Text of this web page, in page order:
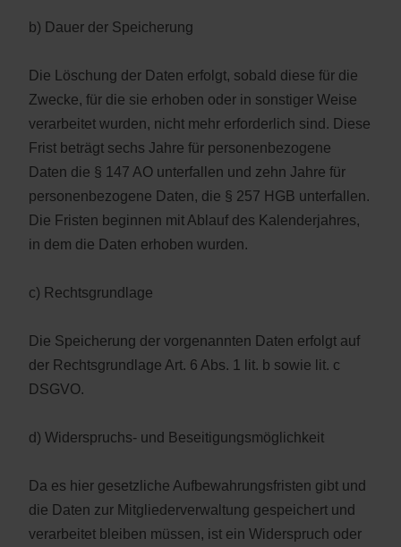
b) Dauer der Speicherung
Die Löschung der Daten erfolgt, sobald diese für die
Zwecke, für die sie erhoben oder in sonstiger Weise
verarbeitet wurden, nicht mehr erforderlich sind. Diese
Frist beträgt sechs Jahre für personenbezogene
Daten die § 147 AO unterfallen und zehn Jahre für
personenbezogene Daten, die § 257 HGB unterfallen.
Die Fristen beginnen mit Ablauf des Kalenderjahres,
in dem die Daten erhoben wurden.
c) Rechtsgrundlage
Die Speicherung der vorgenannten Daten erfolgt auf
der Rechtsgrundlage Art. 6 Abs. 1 lit. b sowie lit. c
DSGVO.
d) Widerspruchs- und Beseitigungsmöglichkeit
Da es hier gesetzliche Aufbewahrungsfristen gibt und
die Daten zur Mitgliederverwaltung gespeichert und
verarbeitet bleiben müssen, ist ein Widerspruch oder